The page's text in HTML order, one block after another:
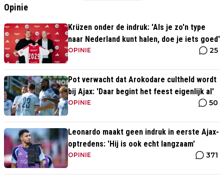
Opinie
Krüzen onder de indruk: 'Als je zo'n type
naar Nederland kunt halen, doe je iets goed'
OPINIE 25
Pot verwacht dat Arokodare cultheld wordt
bij Ajax: 'Daar begint het feest eigenlijk al'
OPINIE 50
Leonardo maakt geen indruk in eerste Ajax-
optredens: 'Hij is ook echt langzaam'
OPINIE 371